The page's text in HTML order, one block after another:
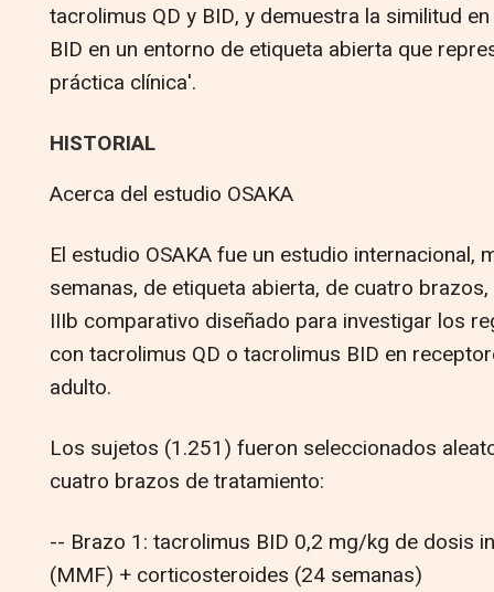
tacrolimus QD y BID, y demuestra la similitud
BID en un entorno de etiqueta abierta que
práctica clínica'.
HISTORIAL
Acerca del estudio OSAKA
El estudio OSAKA fue un estudio internacional,
semanas, de etiqueta abierta, de cuatro
IIIb comparativo diseñado para investigar los
con tacrolimus QD o tacrolimus BID en
adulto.
Los sujetos (1.251) fueron seleccionados
cuatro brazos de tratamiento:
-- Brazo 1: tacrolimus BID 0,2 mg/kg de dosis
(MMF) + corticosteroides (24 semanas)